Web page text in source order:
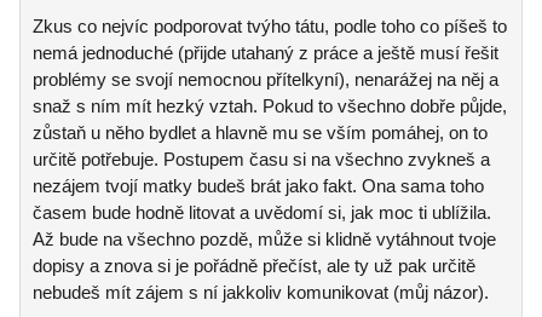
Zkus co nejvíc podporovat tvýho tátu, podle toho co píšeš to
nemá jednoduché (přijde utahaný z práce a ještě musí řešit
problémy se svojí nemocnou přítelkyní), nenarážej na něj a
snaž s ním mít hezký vztah. Pokud to všechno dobře půjde,
zůstaň u něho bydlet a hlavně mu se vším pomáhej, on to
určitě potřebuje. Postupem času si na všechno zvykneš a
nezájem tvojí matky budeš brát jako fakt. Ona sama toho
časem bude hodně litovat a uvědomí si, jak moc ti ublížila.
Až bude na všechno pozdě, může si klidně vytáhnout tvoje
dopisy a znova si je pořádně přečíst, ale ty už pak určitě
nebudeš mít zájem s ní jakkoliv komunikovat (můj názor).